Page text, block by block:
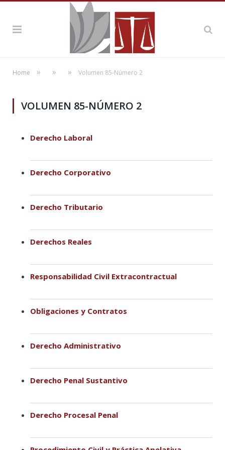
Home » » » Volumen 85-Número 2
VOLUMEN 85-NÚMERO 2
Derecho Laboral
Derecho Corporativo
Derecho Tributario
Derechos Reales
Responsabilidad Civil Extracontractual
Obligaciones y Contratos
Derecho Administrativo
Derecho Penal Sustantivo
Derecho Procesal Penal